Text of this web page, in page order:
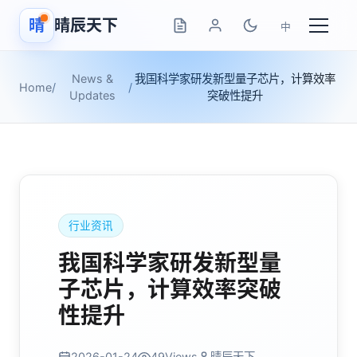
晴 晴辰天下 中
Home/
News &
Updates
/
我国科学家研发新型量子芯片，计算效率
突破性提升
行业资讯
我国科学家研发新型量
子芯片，计算效率突破
性提升